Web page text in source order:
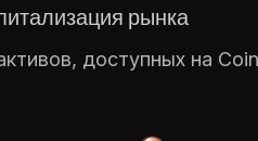
рынка
доступных на